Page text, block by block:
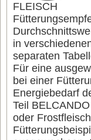
FLEISCH
in
separaten
Für eine
bei einer
Energiebedarf
Teil
oder